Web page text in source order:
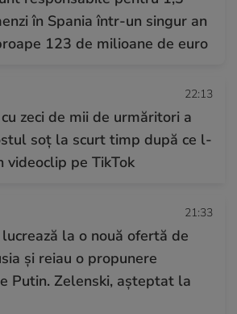
în Spania într-un singur an
123 de milioane de euro
22:13
zeci de mii de urmăritori a
soț la scurt timp după ce l-
videoclip pe TikTok
21:33
la o nouă ofertă de
și reiau o propunere
Putin. Zelenski, așteptat la